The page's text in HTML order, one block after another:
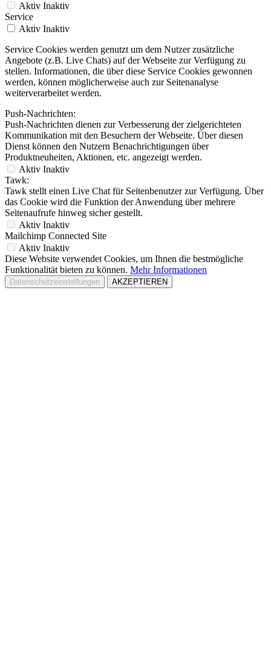
Aktiv Inaktiv
Service
Aktiv Inaktiv
Service Cookies werden genutzt um dem Nutzer zusätzliche
Angebote (z.B. Live Chats) auf der Webseite zur Verfügung zu
stellen. Informationen, die über diese Service Cookies gewonnen
werden, können möglicherweise auch zur Seitenanalyse
weiterverarbeitet werden.
Push-Nachrichten:
Push-Nachrichten dienen zur Verbesserung der zielgerichteten
Kommunikation mit den Besuchern der Webseite. Über diesen
Dienst können den Nutzern Benachrichtigungen über
Produktneuheiten, Aktionen, etc. angezeigt werden.
Aktiv Inaktiv
Tawk:
Tawk stellt einen Live Chat für Seitenbenutzer zur Verfügung. Über
das Cookie wird die Funktion der Anwendung über mehrere
Seitenaufrufe hinweg sicher gestellt.
Aktiv Inaktiv
Mailchimp Connected Site
Aktiv Inaktiv
Diese Website verwendet Cookies, um Ihnen die bestmögliche
Funktionalität bieten zu können. Mehr Informationen
Datenschutzeinstellungen AKZEPTIEREN